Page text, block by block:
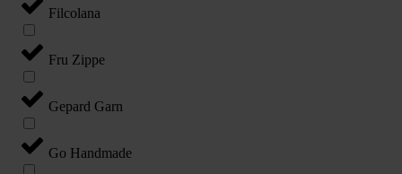
Filcolana
Fru Zippe
Gepard Garn
Go Handmade